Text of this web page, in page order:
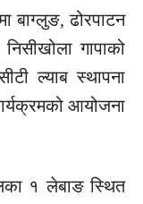
बाग्लुङ, ढोरपाटन
गापाको
ल्याब स्थापना
आयोजना
१ लेबाङ स्थित